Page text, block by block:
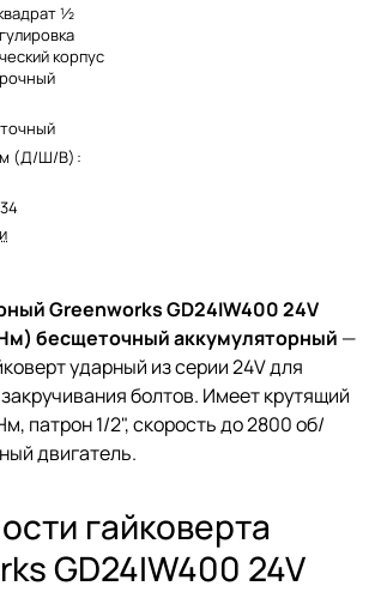
½
корпус
(Д/Ш/В) :
Greenworks GD24IW400 24V
бесщеточный аккумуляторный —
ударный из серии 24V для
болтов. Имеет крутящий
патрон 1/2", скорость до 2800 об/
двигатель.
гайковерта
GD24IW400 24V